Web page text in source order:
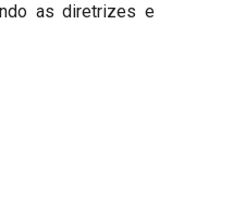
as diretrizes e